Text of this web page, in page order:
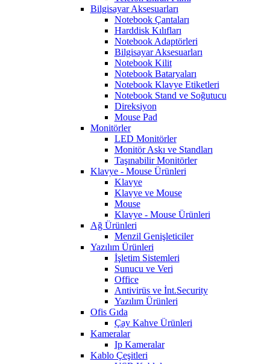
Bilgisayar Aksesuarları
Notebook Çantaları
Harddisk Kılıfları
Notebook Adaptörleri
Bilgisayar Aksesuarları
Notebook Kilit
Notebook Bataryaları
Notebook Klavye Etiketleri
Notebook Stand ve Soğutucu
Direksiyon
Mouse Pad
Monitörler
LED Monitörler
Monitör Askı ve Standları
Taşınabilir Monitörler
Klavye - Mouse Ürünleri
Klavye
Klavye ve Mouse
Mouse
Klavye - Mouse Ürünleri
Ağ Ürünleri
Menzil Genişleticiler
Yazılım Ürünleri
İşletim Sistemleri
Sunucu ve Veri
Office
Antivirüs ve İnt.Security
Yazılım Ürünleri
Ofis Gıda
Çay Kahve Ürünleri
Kameralar
Ip Kameralar
Kablo Çeşitleri